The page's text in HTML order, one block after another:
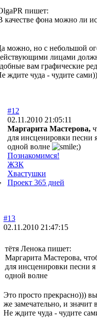
пишет:
качестве фона можно ли
можно, но с небольшой
лицами
вам графические
ждите чуда - чудите
#12
02.11.2010 21:05:11
Маргарита Мастерова,
для инсценировки песни
одной волне
Познакомимся!
ЖЗК
Хвастушки
Проект 365 дней
#13
02.11.2010 21:47:15
тётя Ленока пишет:
Маргарита Мастерова,
для инсценировки песни
одной волне
Это просто прекрасно)))
же замечательно, и значит
Не ждите чуда - чудите